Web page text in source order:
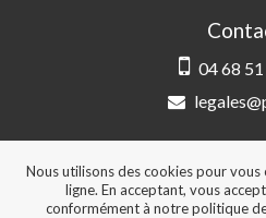
04 68
3 Rue Saint-Amand,
Nous utilisons des cookies pour
ligne. En acceptant, vous
conformément à notre politique